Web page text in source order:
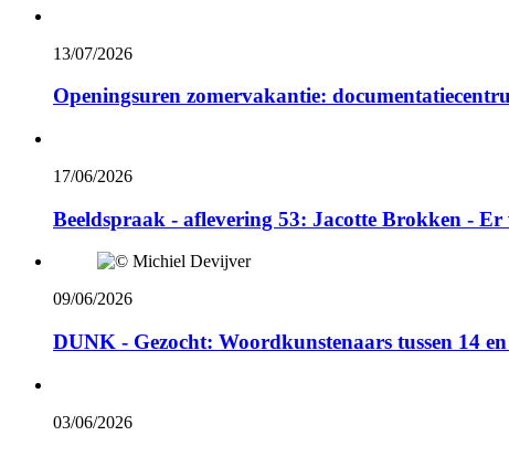
13/07/2026
Openingsuren zomervakantie:
17/06/2026
Beeldspraak - aflevering 53: Jacotte Brokken - Er
09/06/2026
DUNK - Gezocht: Woordkunstenaars tussen 14
03/06/2026